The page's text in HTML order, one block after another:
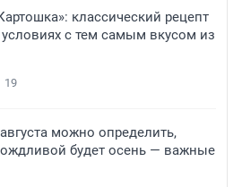
классический рецепт
с тем самым вкусом из
19
можно определить,
будет осень — важные